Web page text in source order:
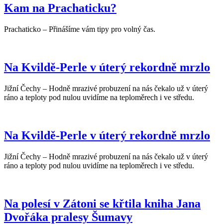
Kam na Prachaticku?
Prachaticko – Přinášíme vám tipy pro volný čas.
Na Kvildě-Perle v úterý rekordně mrzlo
Jižní Čechy – Hodně mrazivé probuzení na nás čekalo už v úterý
ráno a teploty pod nulou uvidíme na teploměrech i ve středu.
Na Kvildě-Perle v úterý rekordně mrzlo
Jižní Čechy – Hodně mrazivé probuzení na nás čekalo už v úterý
ráno a teploty pod nulou uvidíme na teploměrech i ve středu.
Na polesí v Zátoni se křtila kniha Jana
Dvořáka pralesy Šumavy